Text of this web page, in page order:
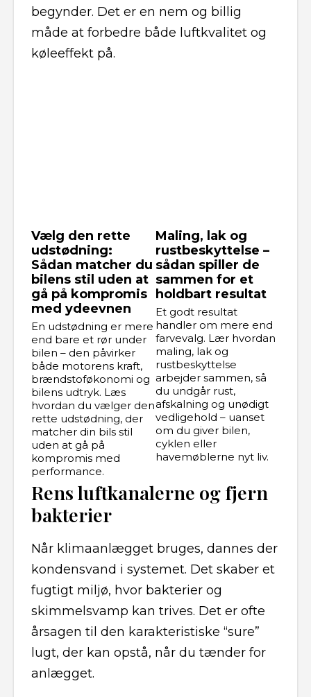
begynder. Det er en nem og billig
måde at forbedre både luftkvalitet og
køleeffekt på.
Vælg den rette
udstødning:
Sådan matcher du
bilens stil uden at
gå på kompromis
med ydeevnen
En udstødning er mere
end bare et rør under
bilen – den påvirker
både motorens kraft,
brændstoføkonomi og
bilens udtryk. Læs
hvordan du vælger den
rette udstødning, der
matcher din bils stil
uden at gå på
kompromis med
performance.
Maling, lak og
rustbeskyttelse –
sådan spiller de
sammen for et
holdbart resultat
Et godt resultat
handler om mere end
farvevalg. Lær hvordan
maling, lak og
rustbeskyttelse
arbejder sammen, så
du undgår rust,
afskalning og unødigt
vedligehold – uanset
om du giver bilen,
cyklen eller
havemøblerne nyt liv.
Rens luftkanalerne og fjern
bakterier
Når klimaanlægget bruges, dannes der
kondensvand i systemet. Det skaber et
fugtigt miljø, hvor bakterier og
skimmelsvamp kan trives. Det er ofte
årsagen til den karakteristiske “sure”
lugt, der kan opstå, når du tænder for
anlægget.